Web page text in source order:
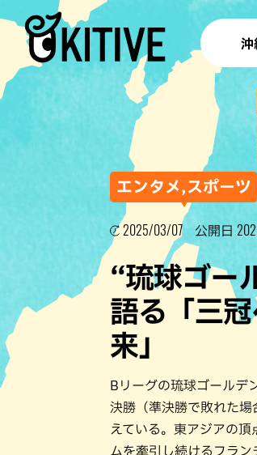
沖
エンタメ,スポーツ
2025/03/07 公開日
“琉球ゴー
語る「三
来」
Bリーグの琉球ゴールデ
決勝（準決勝で敗れた
えている。東アジアの
ムを牽引し続けるフラ